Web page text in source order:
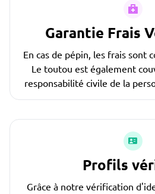
Garantie Frais
En cas de pépin, les frais sont
Le toutou est également
responsabilité civile de la
Profils
Grâce à notre vérification